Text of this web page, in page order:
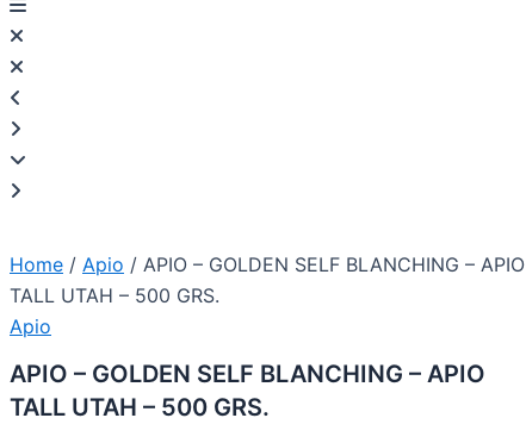
Home / Apio / APIO – GOLDEN SELF BLANCHING – APIO
TALL UTAH – 500 GRS.
Apio
APIO – GOLDEN SELF BLANCHING – APIO
TALL UTAH – 500 GRS.